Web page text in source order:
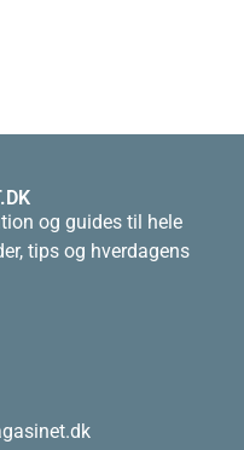
og guides til hele
tips og hverdagens